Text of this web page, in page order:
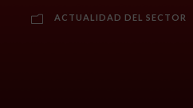
ACTUALIDAD DEL SECTOR